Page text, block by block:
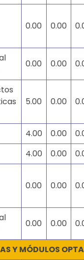
0.00 0.00
0.00 0.00
5.00 0.00
4.00 0.00
4.00 0.00
0.00 0.00
0.00 0.00
Y MÓDULOS